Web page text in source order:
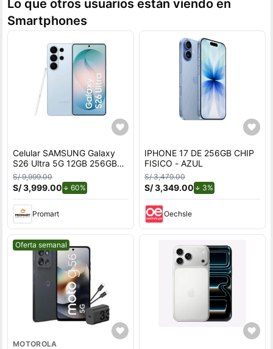
Lo que otros usuarios están viendo en
Smartphones
Celular SAMSUNG Galaxy
S26 Ultra 5G 12GB 256GB
Azul
S/ 9,999.00
S/ 3,999.00 60%
Promart
IPHONE 17 DE 256GB CHIP
FISICO - AZUL
S/ 3,479.00
S/ 3,349.00 3%de descuento.
Oechsle
Mejor precio.
Oferta semanal
MOTOROLA